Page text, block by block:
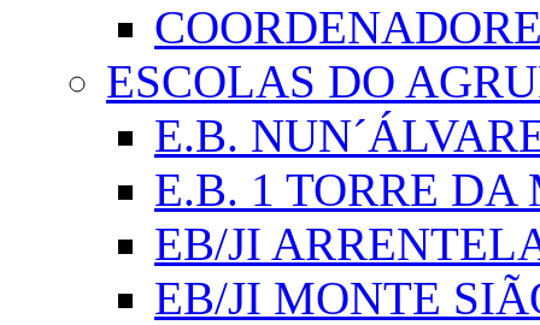
ESCOLAS DO
E.B.
E.B. 1 TORRE
EB/JI
EB/JI MONTE